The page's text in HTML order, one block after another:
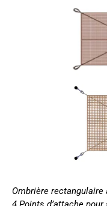
Ombrière rectangulaire